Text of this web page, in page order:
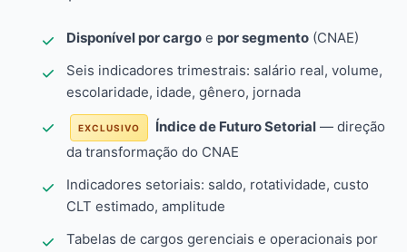
Disponível por cargo e por segmento (CNAE)
Seis indicadores trimestrais: salário real, volume,
escolaridade, idade, gênero, jornada
EXCLUSIVO Índice de Futuro Setorial — direção
da transformação do CNAE
Indicadores setoriais: saldo, rotatividade, custo
CLT estimado, amplitude
Tabelas de cargos gerenciais e operacionais por